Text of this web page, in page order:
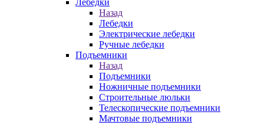
Лебедки
Назад
Лебедки
Электрические лебедки
Ручные лебедки
Подъемники
Назад
Подъемники
Ножничные подъемники
Строительные люльки
Телескопические подъемники
Мачтовые подъемники